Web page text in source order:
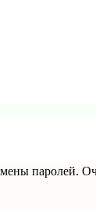
паролей.